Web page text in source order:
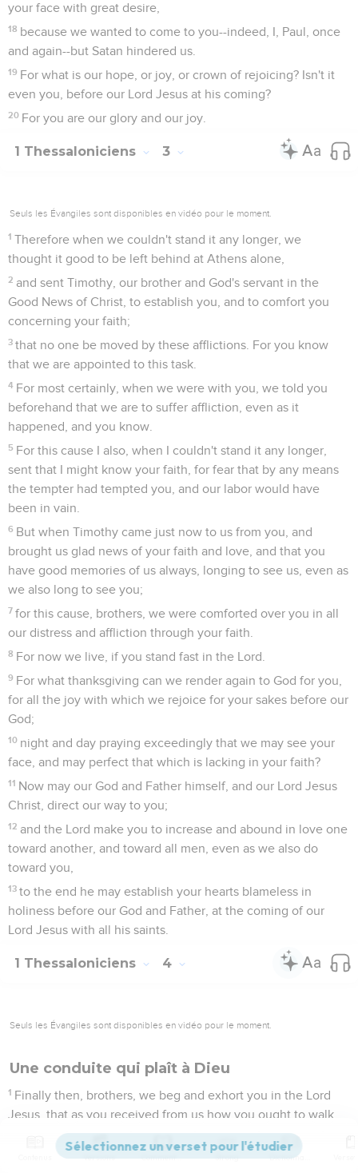
your face with great desire,
18 because we wanted to come to you--indeed, I, Paul, once
and again--but Satan hindered us.
19 For what is our hope, or joy, or crown of rejoicing? Isn't it
even you, before our Lord Jesus at his coming?
20 For you are our glory and our joy.
1 Thessaloniciens 3
Seuls les Évangiles sont disponibles en vidéo pour le moment.
1 Therefore when we couldn't stand it any longer, we
thought it good to be left behind at Athens alone,
2 and sent Timothy, our brother and God's servant in the
Good News of Christ, to establish you, and to comfort you
concerning your faith;
3 that no one be moved by these afflictions. For you know
that we are appointed to this task.
4 For most certainly, when we were with you, we told you
beforehand that we are to suffer affliction, even as it
happened, and you know.
5 For this cause I also, when I couldn't stand it any longer,
sent that I might know your faith, for fear that by any means
the tempter had tempted you, and our labor would have
been in vain.
6 But when Timothy came just now to us from you, and
brought us glad news of your faith and love, and that you
have good memories of us always, longing to see us, even as
we also long to see you;
7 for this cause, brothers, we were comforted over you in all
our distress and affliction through your faith.
8 For now we live, if you stand fast in the Lord.
9 For what thanksgiving can we render again to God for you,
for all the joy with which we rejoice for your sakes before our
God;
10 night and day praying exceedingly that we may see your
face, and may perfect that which is lacking in your faith?
11 Now may our God and Father himself, and our Lord Jesus
Christ, direct our way to you;
12 and the Lord make you to increase and abound in love one
toward another, and toward all men, even as we also do
toward you,
13 to the end he may establish your hearts blameless in
holiness before our God and Father, at the coming of our
Lord Jesus with all his saints.
1 Thessaloniciens 4
Seuls les Évangiles sont disponibles en vidéo pour le moment.
Une conduite qui plaît à Dieu
1 Finally then, brothers, we beg and exhort you in the Lord
Jesus, that as you received from us how you ought to walk
and to please God, that you abound more and more.
For you know what instructions we gave you through the
Versions Commentaires Strong